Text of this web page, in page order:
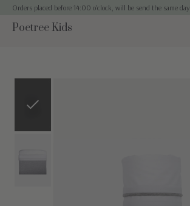
Orders placed before 14:00 o'clock, will be send the same day
Poetree Kids